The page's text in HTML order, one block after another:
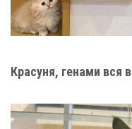
Красуня, генами вся